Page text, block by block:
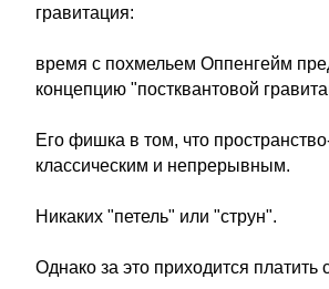
гравитация:
время с похмельем Оппенгейм
концепцию "постквантовой
Его фишка в том, что
классическим и непрерывным.
Никаких "петель" или "струн".
Однако за это приходится платить